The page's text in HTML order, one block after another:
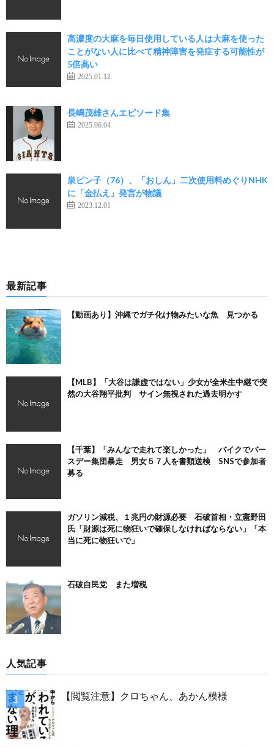
高濃度の大麻を毎日使用している人は大麻を使った
ことがない人に比べて精神障害を発症する可能性が
5倍高い
2025.01.12
長嶋茂雄さんエピソード集
2025.06.04
泉ピン子（76）、「おしん」二次使用料めぐりNHK
に「金払え」発言が物議
2023.12.01
最新記事
【動画あり】沖縄でガチ化け物みたいな魚 見つかる
【MLB】「大谷は謙虚ではない」少女が全米生中継で突
然の大谷翔平批判 サイン無視された過去明かす
【千葉】「みんなで走れて楽しかった」 バイクでバー
スデー集団暴走 男女５７人を書類送検 SNSで参加者
募る
ガソリン減税、１兆円の財源必要 石破首相・立憲野田
氏「財源は死に物狂いで確保しなければならない」「本
当に死に物狂いで」
石破自民党 また増税
人気記事
【閲覧注意】クロちゃん、あかん模様